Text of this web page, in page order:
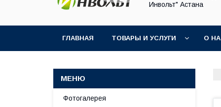
Инвольт" Астана
ГЛАВНАЯ ТОВАРЫ И УСЛУГИ О
Фотогалерея